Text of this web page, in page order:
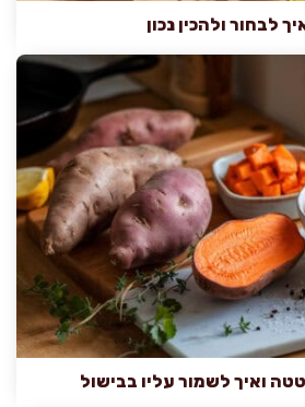
לבחור ולהכין נכון
ואיך לשמור עליו בבישול